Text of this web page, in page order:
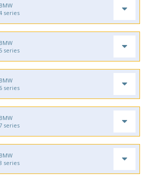
BMW
series
BMW
5 series
BMW
6 series
BMW
series
BMW
series